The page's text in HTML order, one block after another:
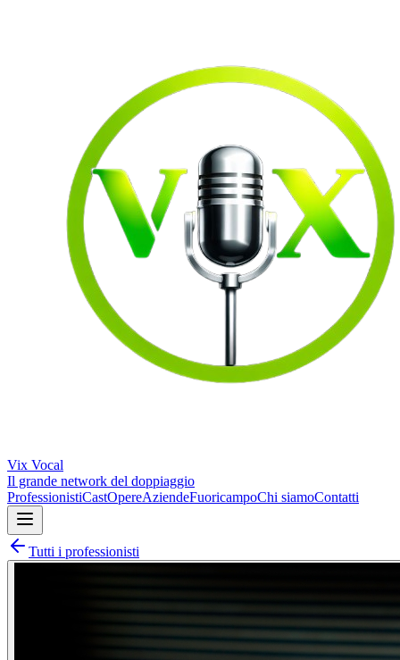
Vix Vocal
Il grande network del doppiaggio
ProfessionistiCastOpereAziendeFuoricampoChi siamoContatti
Tutti i professionisti